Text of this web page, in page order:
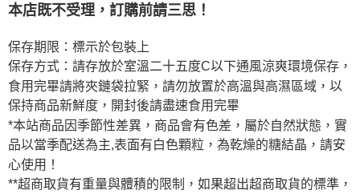
本店既不受理，訂購前請三思！
保存期限：標示於包裝上
保存方式：請存放於室溫二十五度C以下通風涼爽環境保存，
食用完畢請將夾鏈袋拉緊，請勿放置於高溫與高濕區域，以
保持商品新鮮度，開封後請盡速食用完畢
*本站商品因季節性差異，商品會有色差，屬於自然狀態，實
品以當季配送為主,表面有白色顆粒，為乾燥的糖結晶，請安
心使用！
**超商取貨有重量與體積的限制，如果超出超商取貨的標準，